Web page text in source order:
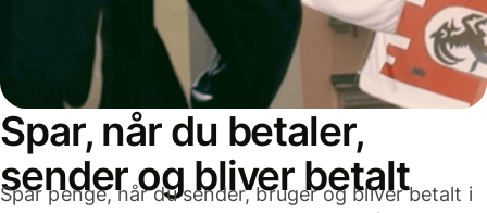
Spar, når du betaler,
sender og bliver betalt
Spar penge, når du sender, bruger og bliver betalt i